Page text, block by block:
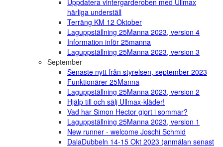
härliga underställ
Terräng KM 12 Oktober
Laguppställning 25Manna 2023, version 4
Information inför 25manna
Laguppställning 25Manna 2023, version 3
September
Senaste nytt från styrelsen, september 2023
Funktionärer 25Manna
Laguppställning 25Manna 2023, version 2
Hjälp till och sälj Ullmax-kläder!
Vad har Simon Hector gjort i sommar?
Laguppställning 25Manna 2023, version 1
New runner - welcome Joschi Schmid
DalaDubbeln 14-15 Okt 2023 (anmälan senast